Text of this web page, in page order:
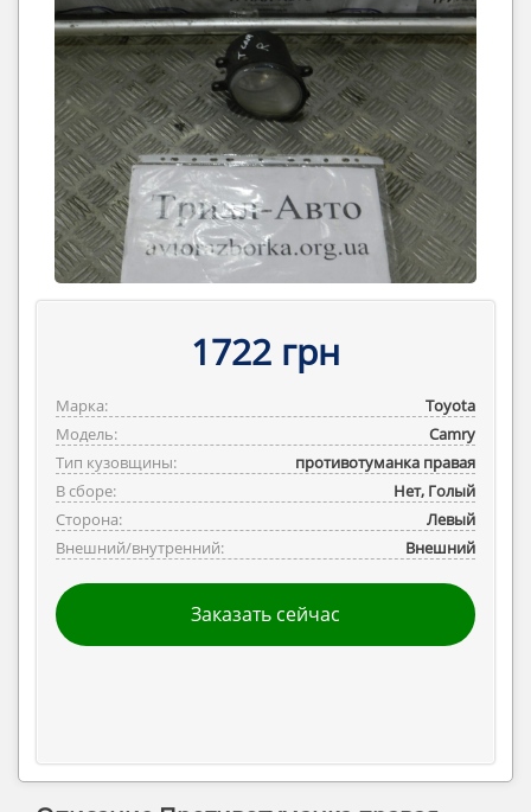
1722 грн
Марка:
Toyota
Модель:
Camry
Тип кузовщины:
противотуманка правая
В сборе:
Нет, Голый
Сторона:
Левый
Внешний/внутренний:
Внешний
Заказать сейчас